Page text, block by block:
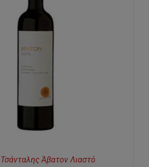
Άβατον Λιαστό